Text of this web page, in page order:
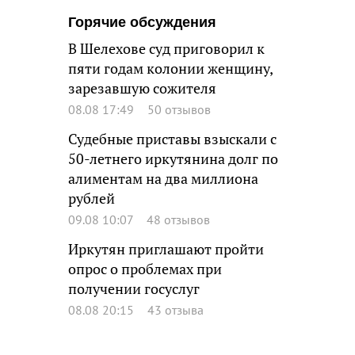
Горячие обсуждения
В Шелехове суд приговорил к
пяти годам колонии женщину,
зарезавшую сожителя
08.08 17:49 50 отзывов
Судебные приставы взыскали с
50-летнего иркутянина долг по
алиментам на два миллиона
рублей
09.08 10:07 48 отзывов
Иркутян приглашают пройти
опрос о проблемах при
получении госуслуг
08.08 20:15 43 отзыва